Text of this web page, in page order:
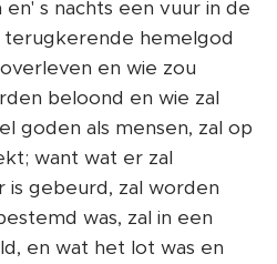
en' s nachts een vuur in de
terugkerende hemelgod
en wie zou
beloond en wie zal
goden als mensen, zal op
want wat er zal
gebeurd, zal worden
was, zal in een
en wat het lot was en